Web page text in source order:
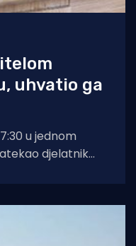
uhvatio ga
u jednom
djelatnik